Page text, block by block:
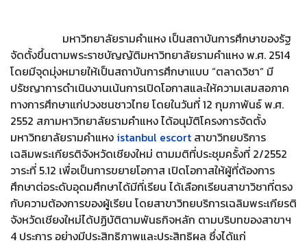
มหาวิทยาลัยรามคำแหง เป็นสถาบันการศึกษาของรัฐ
จัดตั้งขึ้นตามพระราชบัญญัติมหาวิทยาลัยรามคำแหง พ.ศ. 2514
โดยมีจุดมุ่งหมายให้เป็นสถาบันการศึกษาแบบ “ตลาดวิชา” มี
ปรัชญาการดำเนินงานเน้นการเปิดโอกาสและให้ความเสมสอภาค
ทางการศึกษาแก่ปวงชนชาวไทย โดยในวันที่ 12 กุมภาพันธ์ พ.ศ.
2552 สภามหาวิทยาลัยรามคำแหง ได้อนุมัติโครงการจัดตั้ง
มหาวิทยาลัยรามคำแหง istanbul escort สาขาวิทยบริการ
เฉลิมพระเกียรติจังหวัดเชียงใหม่ ตามมติที่ประชุมครั้งที่ 2/2552
วาระที่ 5.12 เพื่อเป็นการขยายโอกาส เปิดโอกาสให้ผู้ที่ต้องการ
ศึกษาต่อระดับอุดมศึกษาได้มีที่เรียน ได้เลือกเรียนสาขาวิชาที่ตรง
กับความต้องการของผู้เรียน โดยสาขาวิทยบริการเฉลิมพระเกียรติ
จังหวัดเชียงใหม่ได้ปฏิบัติตามพันธกิจหลัก ตามบริบทของสาขาฯ
4 ประการ อย่างมีประสิทธิภาพและประสิทธิผล ซึ่งได้แก่